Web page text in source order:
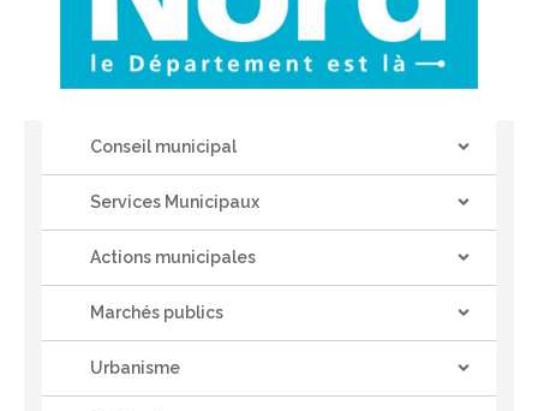
Conseil municipal
Services Municipaux
Actions municipales
Marchés publics
Urbanisme